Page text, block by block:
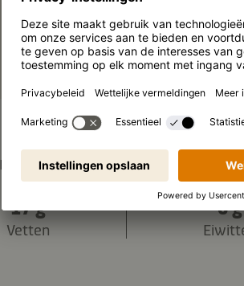
(per portie):
17 g
Vetten
6 g